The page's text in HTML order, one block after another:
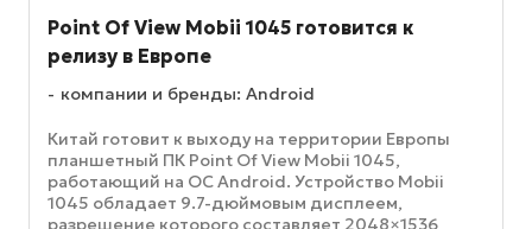
Point Of View Mobii 1045 готовится к
релизу в Европе
компании и бренды: Android
Китай готовит к выходу на территории Европы
планшетный ПК Point Of View Mobii 1045,
работающий на ОС Android. Устройство Mobii
1045 обладает 9.7-дюймовым дисплеем,
разрешение которого составляет 2048×1536